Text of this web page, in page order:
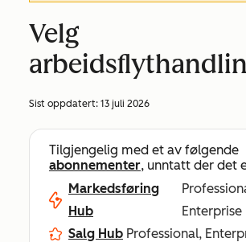
Velg
Sist oppdatert: 13 juli 2026
Tilgjengelig med et av følgende
abonnementer, unntatt der det
Markedsføring
Hub
Enterprise
Salg Hub Professional,